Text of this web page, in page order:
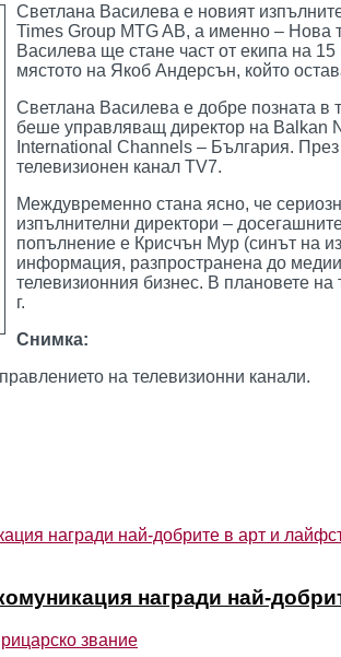
Светлана Василева е новият
Times Group MTG AB, а именно –
Василева ще стане част от екипа на
мястото на Якоб Андерсън, който
Светлана Василева е добре позната в
беше управляващ директор на Balkan
International Channels – България.
телевизионен канал TV7.
Междувременно стана ясно, че
изпълнителни директори –
попълнение е Крисчън Мур (синът на
информация, разпространена до
телевизионния бизнес. В плановете
г.
Снимка:
на телевизионни канали.
награди най-